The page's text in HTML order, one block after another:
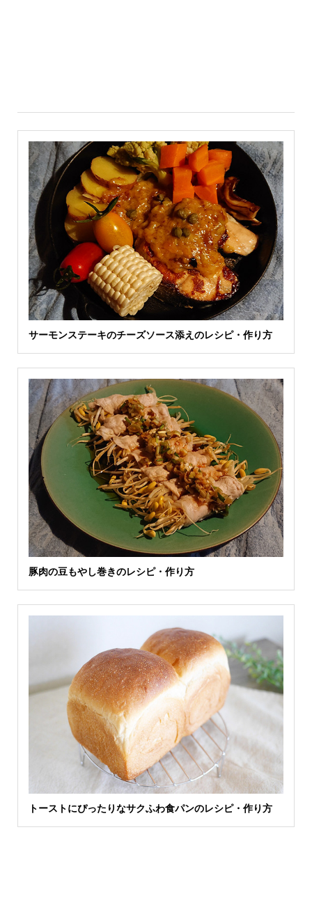
サーモンステーキのチーズソース添えのレシピ・作り方
豚肉の豆もやし巻きのレシピ・作り方
トーストにぴったりなサクふわ食パンのレシピ・作り方